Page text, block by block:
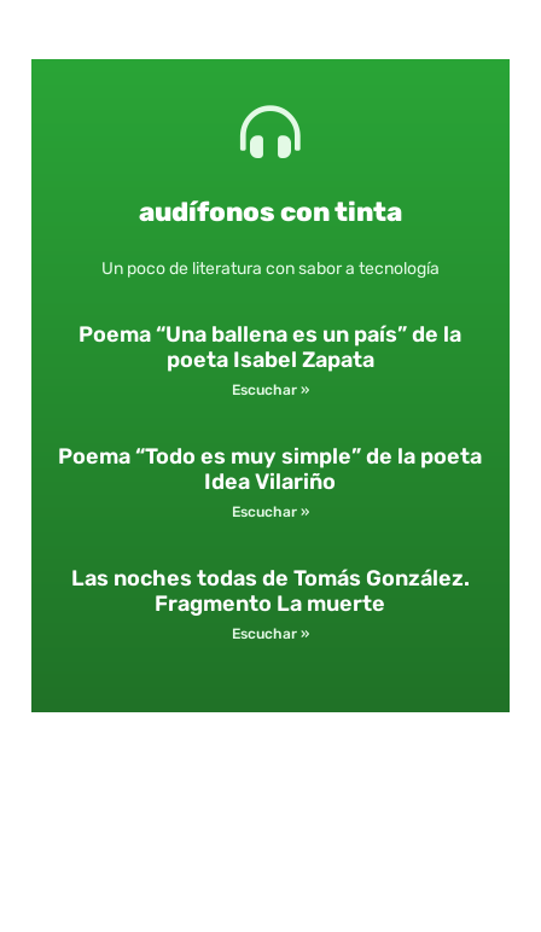
audífonos con tinta
Un poco de literatura con sabor a tecnología
Poema “Una ballena es un país” de la
poeta Isabel Zapata
Escuchar »
Poema “Todo es muy simple” de la poeta
Idea Vilariño
Escuchar »
Las noches todas de Tomás González.
Fragmento La muerte
Escuchar »